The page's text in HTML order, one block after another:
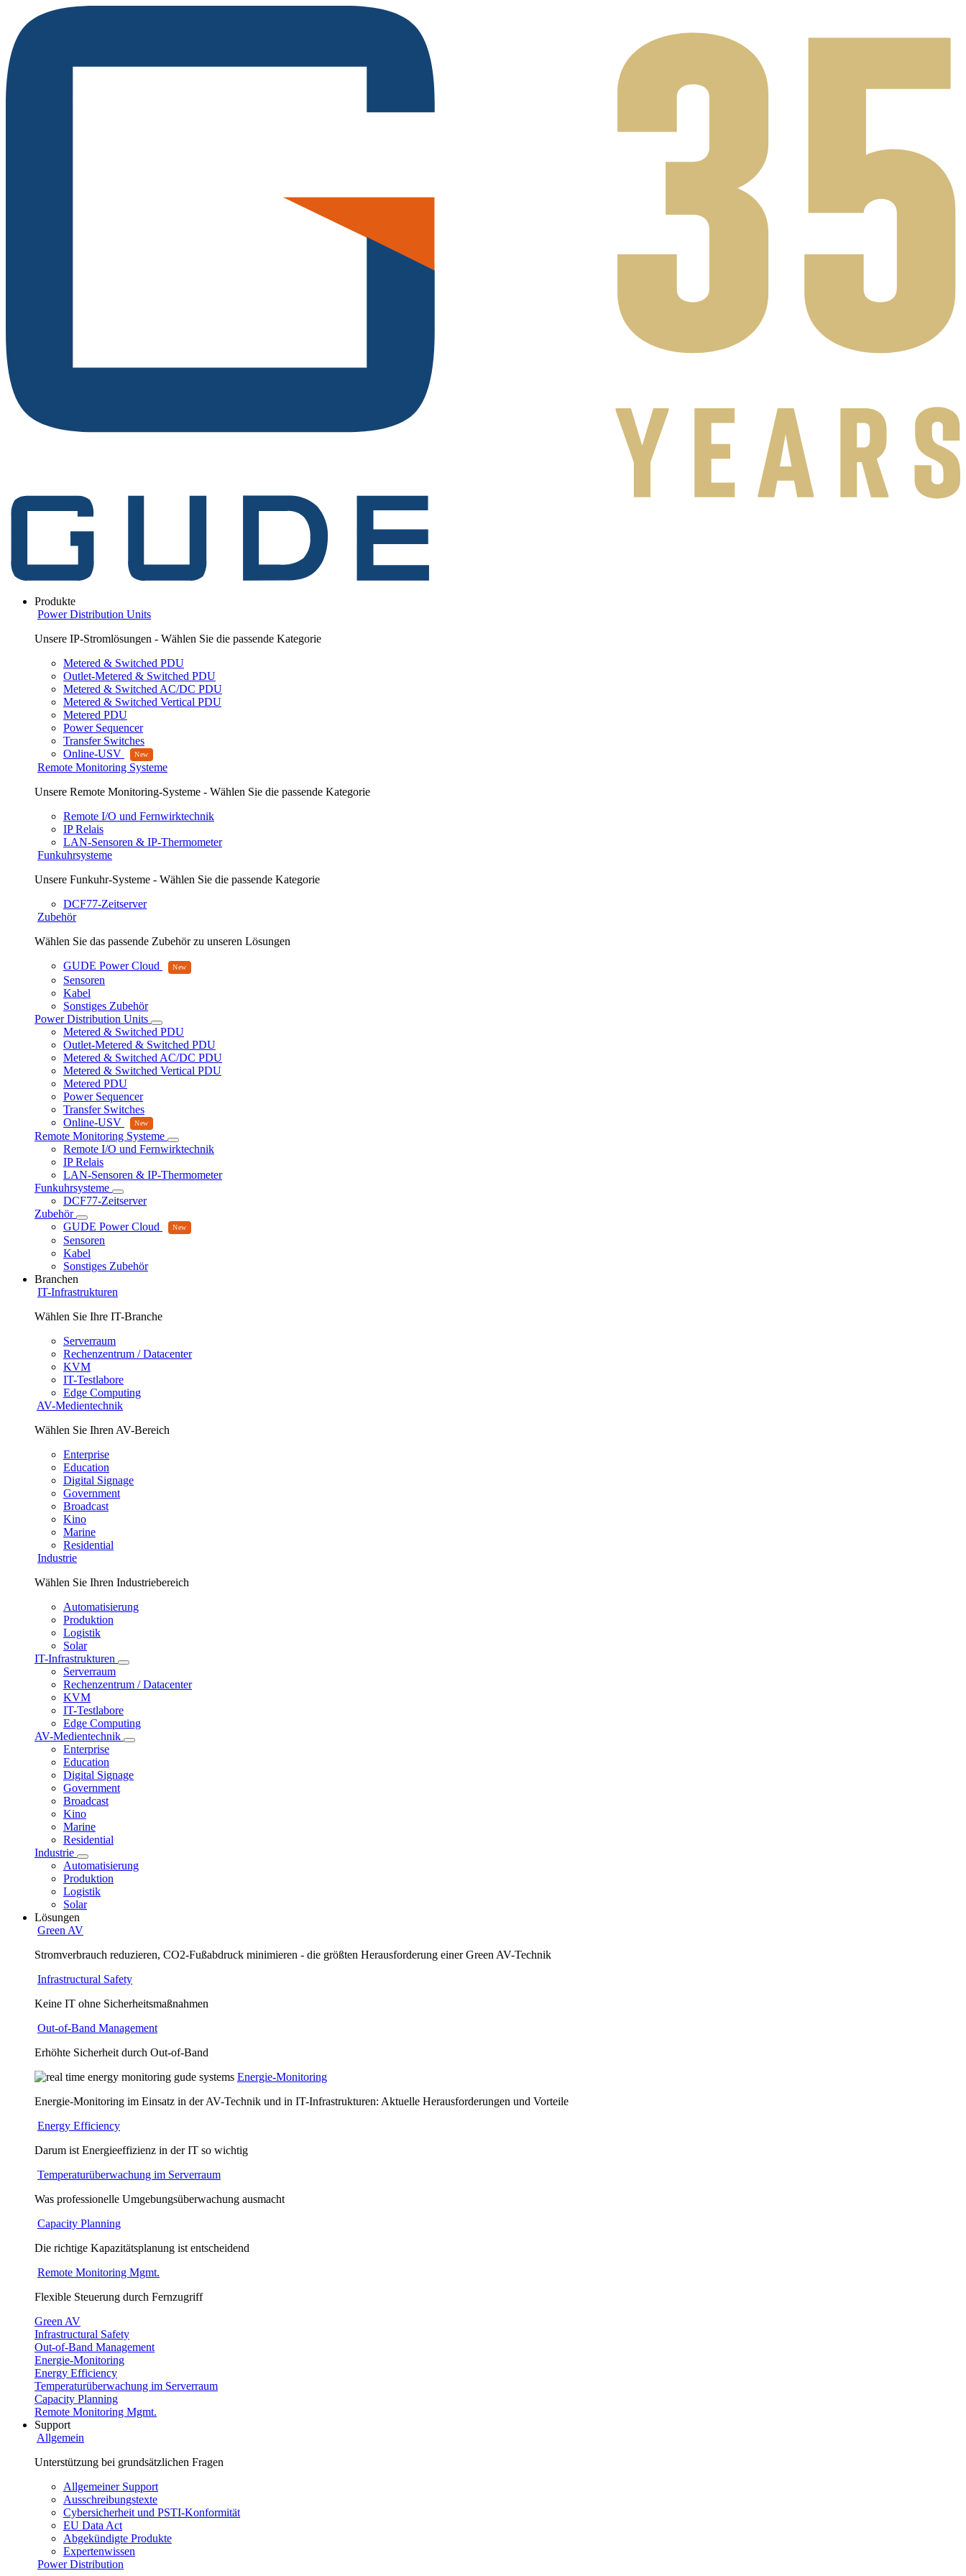
Produkte
Power Distribution Units
Unsere IP-Stromlösungen - Wählen Sie die passende Kategorie
Metered & Switched PDU
Outlet-Metered & Switched PDU
Metered & Switched AC/DC PDU
Metered & Switched Vertical PDU
Metered PDU
Power Sequencer
Transfer Switches
Online-USV
Remote Monitoring Systeme
Unsere Remote Monitoring-Systeme - Wählen Sie die passende Kategorie
Remote I/O und Fernwirktechnik
IP Relais
LAN-Sensoren & IP-Thermometer
Funkuhrsysteme
Unsere Funkuhr-Systeme - Wählen Sie die passende Kategorie
DCF77-Zeitserver
Zubehör
Wählen Sie das passende Zubehör zu unseren Lösungen
GUDE Power Cloud
Sensoren
Kabel
Sonstiges Zubehör
Power Distribution Units
Metered & Switched PDU
Outlet-Metered & Switched PDU
Metered & Switched AC/DC PDU
Metered & Switched Vertical PDU
Metered PDU
Power Sequencer
Transfer Switches
Online-USV
Remote Monitoring Systeme
Remote I/O und Fernwirktechnik
IP Relais
LAN-Sensoren & IP-Thermometer
Funkuhrsysteme
DCF77-Zeitserver
Zubehör
GUDE Power Cloud
Sensoren
Kabel
Sonstiges Zubehör
Branchen
IT-Infrastrukturen
Wählen Sie Ihre IT-Branche
Serverraum
Rechenzentrum / Datacenter
KVM
IT-Testlabore
Edge Computing
AV-Medientechnik
Wählen Sie Ihren AV-Bereich
Enterprise
Education
Digital Signage
Government
Broadcast
Kino
Marine
Residential
Industrie
Wählen Sie Ihren Industriebereich
Automatisierung
Produktion
Logistik
Solar
IT-Infrastrukturen
Serverraum
Rechenzentrum / Datacenter
KVM
IT-Testlabore
Edge Computing
AV-Medientechnik
Enterprise
Education
Digital Signage
Government
Broadcast
Kino
Marine
Residential
Industrie
Automatisierung
Produktion
Logistik
Solar
Lösungen
Green AV
Stromverbrauch reduzieren, CO2-Fußabdruck minimieren - die größten Herausforderung einer Green AV-Technik
Infrastructural Safety
Keine IT ohne Sicherheitsmaßnahmen
Out-of-Band Management
Erhöhte Sicherheit durch Out-of-Band
Energie-Monitoring
Energie-Monitoring im Einsatz in der AV-Technik und in IT-Infrastrukturen: Aktuelle Herausforderungen und Vorteile
Energy Efficiency
Darum ist Energieeffizienz in der IT so wichtig
Temperaturüberwachung im Serverraum
Was professionelle Umgebungsüberwachung ausmacht
Capacity Planning
Die richtige Kapazitätsplanung ist entscheidend
Remote Monitoring Mgmt.
Flexible Steuerung durch Fernzugriff
Green AV
Infrastructural Safety
Out-of-Band Management
Energie-Monitoring
Energy Efficiency
Temperaturüberwachung im Serverraum
Capacity Planning
Remote Monitoring Mgmt.
Support
Allgemein
Unterstützung bei grundsätzlichen Fragen
Allgemeiner Support
Ausschreibungstexte
Cybersicherheit und PSTI-Konformität
EU Data Act
Abgekündigte Produkte
Expertenwissen
Power Distribution